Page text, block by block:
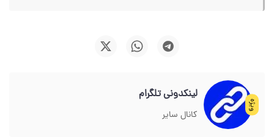
ویژه
لینکدونی تلگرام
کانال سایر